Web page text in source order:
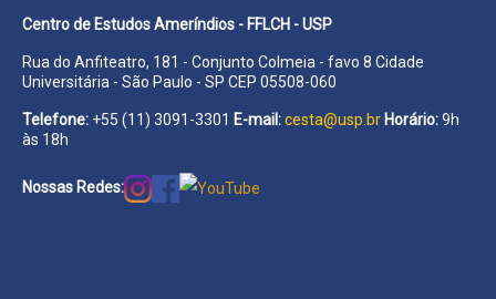
Centro de Estudos Ameríndios - FFLCH - USP
Rua do Anfiteatro, 181 - Conjunto Colmeia - favo 8 Cidade
Universitária - São Paulo - SP CEP 05508-060
Telefone: +55 (11) 3091-3301 E-mail:cesta@usp.br Horário:9h
às 18h
Nossas Redes: